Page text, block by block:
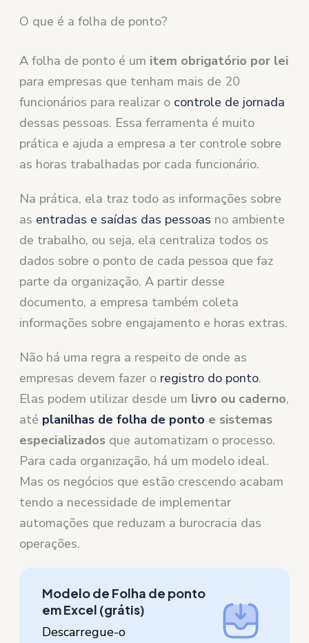
O que é a folha de ponto?
A folha de ponto é um item obrigatório por lei
para empresas que tenham mais de 20
funcionários para realizar o controle de jornada
dessas pessoas. Essa ferramenta é muito
prática e ajuda a empresa a ter controle sobre
as horas trabalhadas por cada funcionário.
Na prática, ela traz todo as informações sobre
as entradas e saídas das pessoas no ambiente
de trabalho, ou seja, ela centraliza todos os
dados sobre o ponto de cada pessoa que faz
parte da organização. A partir desse
documento, a empresa também coleta
informações sobre engajamento e horas extras.
Não há uma regra a respeito de onde as
empresas devem fazer o registro do ponto.
Elas podem utilizar desde um livro ou caderno,
até planilhas de folha de ponto e sistemas
especializados que automatizam o processo.
Para cada organização, há um modelo ideal.
Mas os negócios que estão crescendo acabam
tendo a necessidade de implementar
automações que reduzam a burocracia das
operações.
Modelo de Folha de ponto
em Excel (grátis)
Descarregue-o